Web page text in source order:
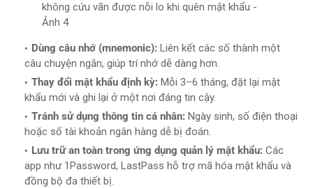
không cứu vãn được nỗi lo khi quên mật khẩu -
Ảnh 4
Dùng câu nhớ (mnemonic): Liên kết các số thành một
câu chuyện ngắn, giúp trí nhớ dễ dàng hơn.
Thay đổi mật khẩu định kỳ: Mỗi 3–6 tháng, đặt lại mật
khẩu mới và ghi lại ở một nơi đáng tin cậy.
Tránh sử dụng thông tin cá nhân: Ngày sinh, số điện thoại
hoặc số tài khoản ngân hàng dễ bị đoán.
Lưu trữ an toàn trong ứng dụng quản lý mật khẩu: Các
app như 1Password, LastPass hỗ trợ mã hóa mật khẩu và
đồng bộ đa thiết bị.